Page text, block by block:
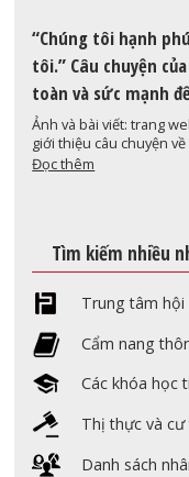
“Chúng tôi hạnh
tôi.” Câu chuyện
toàn và sức mạnh
Ảnh và bài viết: trang
giới thiệu câu chuyện
Đọc thêm
Tìm kiếm nhiều
Trung tâm hội
Cẩm nang
Các khóa học
Thị thực và cư
Danh sách